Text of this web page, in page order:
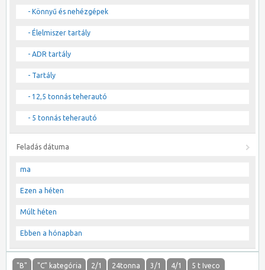
- Könnyű és nehézgépek
- Élelmiszer tartály
- ADR tartály
- Tartály
- 12,5 tonnás teherautó
- 5 tonnás teherautó
Feladás dátuma
ma
Ezen a héten
Múlt héten
Ebben a hónapban
"B" "C" kategória 2/1 24tonna 3/1 4/1 5 t Iveco